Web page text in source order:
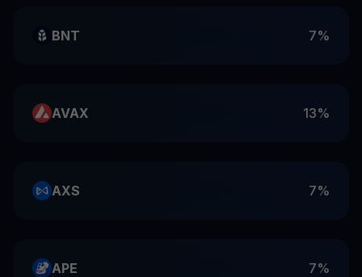
BNT 7%
AVAX 13%
AXS 7%
APE 7%